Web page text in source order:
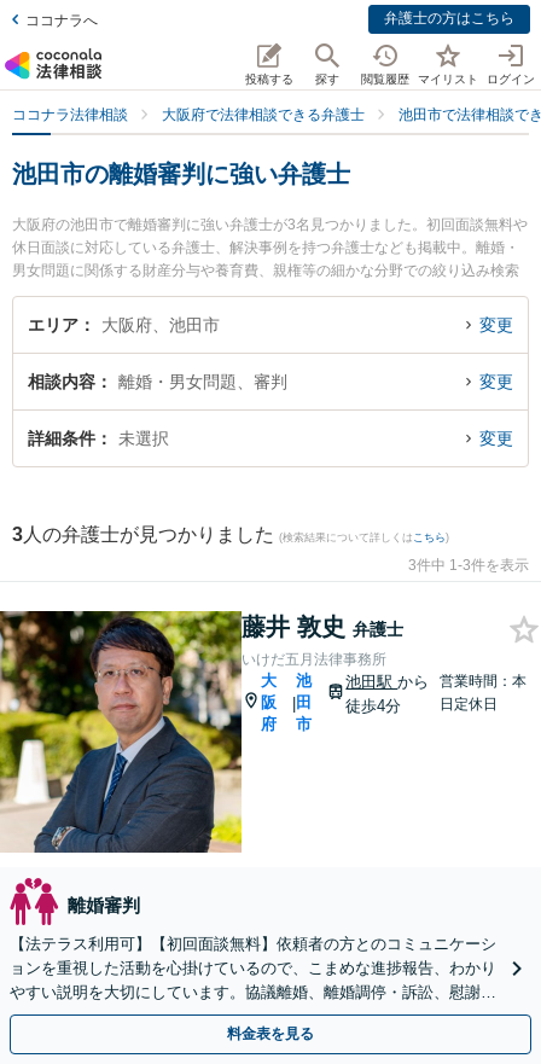
ココナラへ 弁護士の方はこちら
投稿する 探す 閲覧履歴 マイリスト ログイン
ココナラ法律相談 大阪府で法律相談できる弁護士 池田市で法律相談で
池田市の離婚審判に強い弁護士
大阪府の池田市で離婚審判に強い弁護士が3名見つかりました。初回面談無料や
休日面談に対応している弁護士、解決事例を持つ弁護士なども掲載中。離婚・
男女問題に関係する財産分与や養育費、親権等の細かな分野での絞り込み検索
もでき便利です。特にいけだ五月法律事務所の藤井 敦史弁護士や田靡法律事務
所の田靡 裕基弁護士、弁護士法人千里みなみ法律事務所 石橋オフィスの東山
相談したい』『離婚審判のトラブル解決の実績豊富な近くの弁護士を検索した
い』『初回相談無料で離婚審判を法律相談できる池田市内の弁護士に相談予約
したい』などでお困りの相談者さんにおすすめです。
エリア 大阪府、池田市 変更
相談内容 離婚・男女問題、審判 変更
詳細条件 未選択 変更
3 人の弁護士が見つかりました (検索結果について詳しくは こちら)
3件中 1-3件を表示
藤井 敦史 弁護士
いけだ五月法律事務所
大
阪
府
|
池
田
市
池田駅から
徒歩4分
営業時間：本
日定休日
離婚審判
【法テラス利用可】【初回面談無料】依頼者の方とのコミュニケーシ
ョンを重視した活動を心掛けているので、こまめな進捗報告、わかり
やすい説明を大切にしています。協議離婚、離婚調停・訴訟、慰謝
料・養育費の請求、財産分与なお任せください【池田駅2分】
料金表を見る